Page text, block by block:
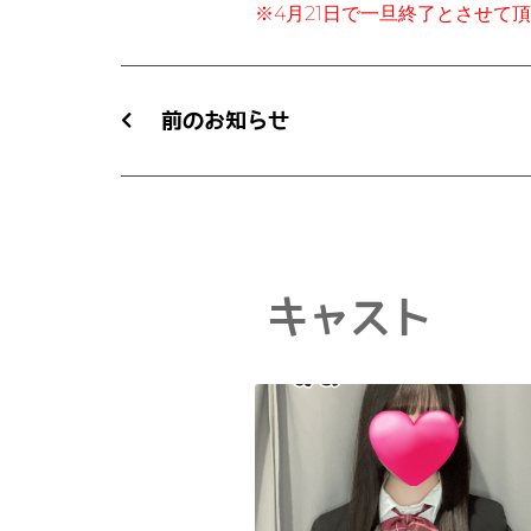
※4月21日で一旦終了とさせて
前のお知らせ
キャスト